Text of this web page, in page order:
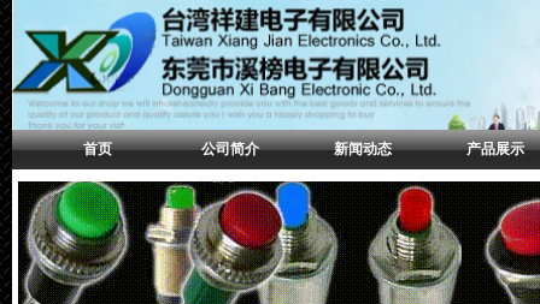
首页 公司简介 新闻动态 产品展示